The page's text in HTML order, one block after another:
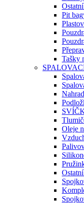
Pit
Tašky
Oleje